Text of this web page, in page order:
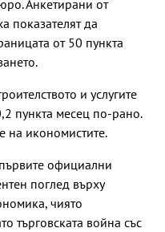
Анкетирани от
показателят да
от 50 пункта
и услугите
пункта месец по-рано.
на икономистите.
официални
поглед върху
чиято
търговската война със